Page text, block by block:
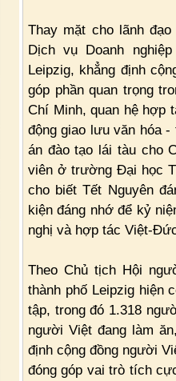
Thay mặt cho lãnh
Dịch vụ Doanh
Leipzig, khẳng định
góp phần quan trọng
Chí Minh, quan hệ hợp
động giao lưu văn hóa
án đào tạo lái tàu cho
viên ở trường Đại học
cho biết Tết Nguyên
kiện đáng nhớ để kỷ
nghị và hợp tác Việt-
Theo Chủ tịch Hội
thành phố Leipzig hiện
tập, trong đó 1.318
người Việt đang làm
định cộng đồng người
đóng góp vai trò tích